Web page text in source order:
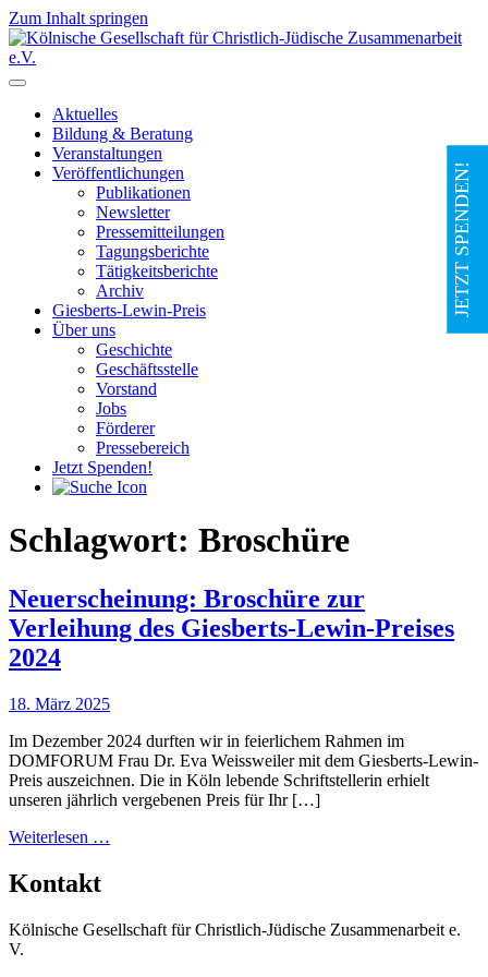
Zum Inhalt springen
Hauptnavigation
Aktuelles
Bildung & Beratung
Veranstaltungen
Veröffentlichungen
Publikationen
Newsletter
Pressemitteilungen
Tagungsberichte
Tätigkeitsberichte
Archiv
Giesberts-Lewin-Preis
Über uns
Geschichte
Geschäftsstelle
Vorstand
Jobs
Förderer
Pressebereich
Jetzt Spenden!
Schlagwort: Broschüre
Neuerscheinung: Broschüre zur
Verleihung des Giesberts-Lewin-Preises
2024
18. März 2025
Im Dezember 2024 durften wir in feierlichem Rahmen im
DOMFORUM Frau Dr. Eva Weissweiler mit dem Giesberts-Lewin-
Preis auszeichnen. Die in Köln lebende Schriftstellerin erhielt
unseren jährlich vergebenen Preis für Ihr […]
Weiterlesen …
des
Kontakt
Kölnische Gesellschaft für Christlich-Jüdische Zusammenarbeit e.
V.
JETZT SPENDEN!